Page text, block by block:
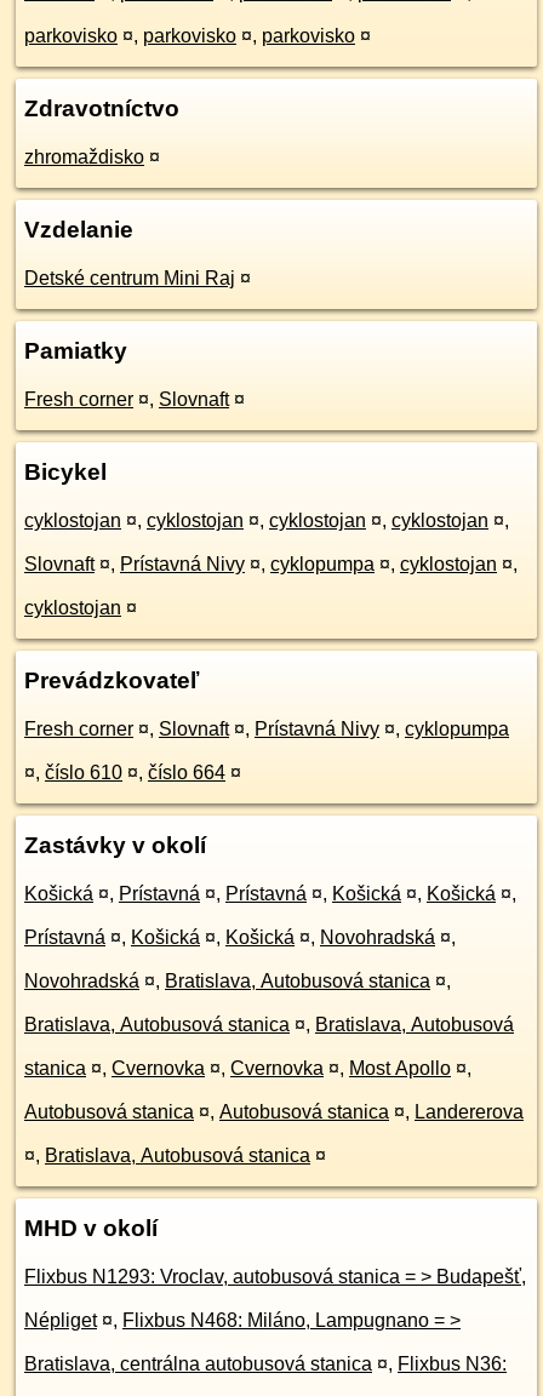
parkovisko ¤, parkovisko ¤, parkovisko ¤
Zdravotníctvo
zhromaždisko ¤
Vzdelanie
Detské centrum Mini Raj ¤
Pamiatky
Fresh corner ¤, Slovnaft ¤
Bicykel
cyklostojan ¤, cyklostojan ¤, cyklostojan ¤, cyklostojan ¤,
Slovnaft ¤, Prístavná Nivy ¤, cyklopumpa ¤, cyklostojan ¤,
cyklostojan ¤
Prevádzkovateľ
Fresh corner ¤, Slovnaft ¤, Prístavná Nivy ¤, cyklopumpa
¤, číslo 610 ¤, číslo 664 ¤
Zastávky v okolí
Košická ¤, Prístavná ¤, Prístavná ¤, Košická ¤, Košická ¤,
Prístavná ¤, Košická ¤, Košická ¤, Novohradská ¤,
Novohradská ¤, Bratislava, Autobusová stanica ¤,
Bratislava, Autobusová stanica ¤, Bratislava, Autobusová
stanica ¤, Cvernovka ¤, Cvernovka ¤, Most Apollo ¤,
Autobusová stanica ¤, Autobusová stanica ¤, Landererova
¤, Bratislava, Autobusová stanica ¤
MHD v okolí
Flixbus N1293: Vroclav, autobusová stanica = > Budapešť,
Népliget ¤, Flixbus N468: Miláno, Lampugnano = >
Bratislava, centrálna autobusová stanica ¤, Flixbus N36: